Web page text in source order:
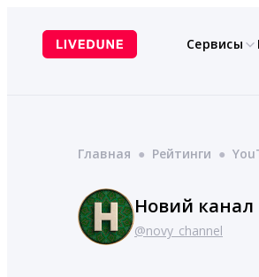
содержимому
Сервисы
Главная ● Рейтинги ●
Новий канал
@novy_channel